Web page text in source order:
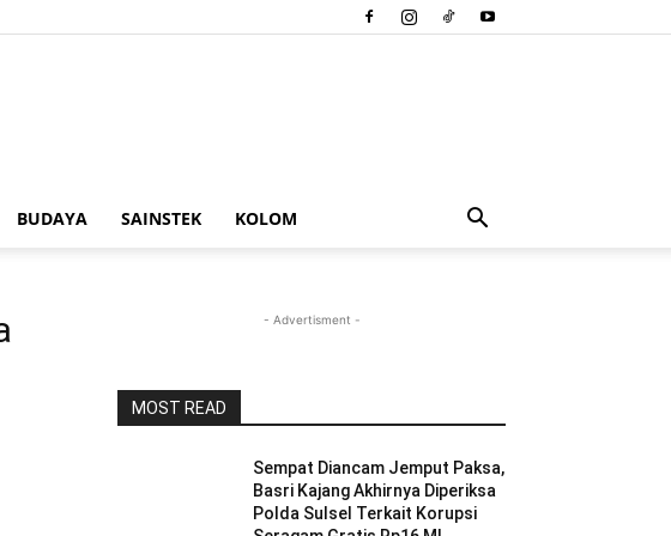
BUDAYA SAINSTEK KOLOM
- Advertisment -
MOST READ
Sempat Diancam Jemput Paksa,
Basri Kajang Akhirnya Diperiksa
Polda Sulsel Terkait Korupsi